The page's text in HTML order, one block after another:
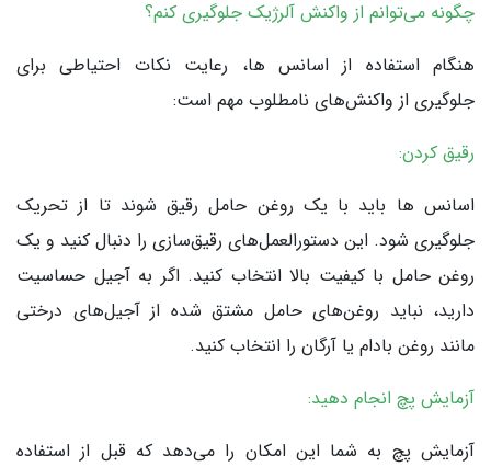
چگونه می‌توانم از واکنش آلرژیک جلوگیری کنم؟
هنگام استفاده از اسانس ها، رعایت نکات احتیاطی برای
جلوگیری از واکنش‌های نامطلوب مهم است:
رقیق کردن:
اسانس ها باید با یک روغن حامل رقیق شوند تا از تحریک
جلوگیری شود. این دستورالعمل‌های رقیق‌سازی را دنبال کنید و یک
روغن حامل با کیفیت بالا انتخاب کنید. اگر به آجیل حساسیت
دارید، نباید روغن‌های حامل مشتق شده از آجیل‌های درختی
مانند روغن بادام یا آرگان را انتخاب کنید.
آزمایش پچ انجام دهید:
آزمایش پچ به شما این امکان را می‌دهد که قبل از استفاده